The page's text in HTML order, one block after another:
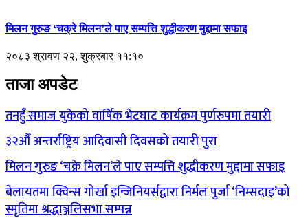
मिलन गुरुङ ‘चक्रे मिलन’ले पाए सम्पत्ति शुद्धीकरण मुद्दामा सफाइ
२०८३ श्रावण २२, शुक्रबार ११:१०
ताजा अपडेट
तनहुँ समाज युकेको वार्षिक भेटघाट कार्यक्रम पुर्णरुपमा तयारी
३२औँ अन्तर्राष्ट्रिय आदिवासी दिवसको तयारी पुरा
मिलन गुरुङ ‘चक्रे मिलन’ले पाए सम्पत्ति शुद्धीकरण मुद्दामा सफाइ
बेलायतमा क्विन्स गोर्खा इन्जिनियर्सद्वारा निर्मल पुर्जा ‘निम्सदाइ’को
स्मृतिमा श्रद्धाञ्जलिसभा सम्पन्न